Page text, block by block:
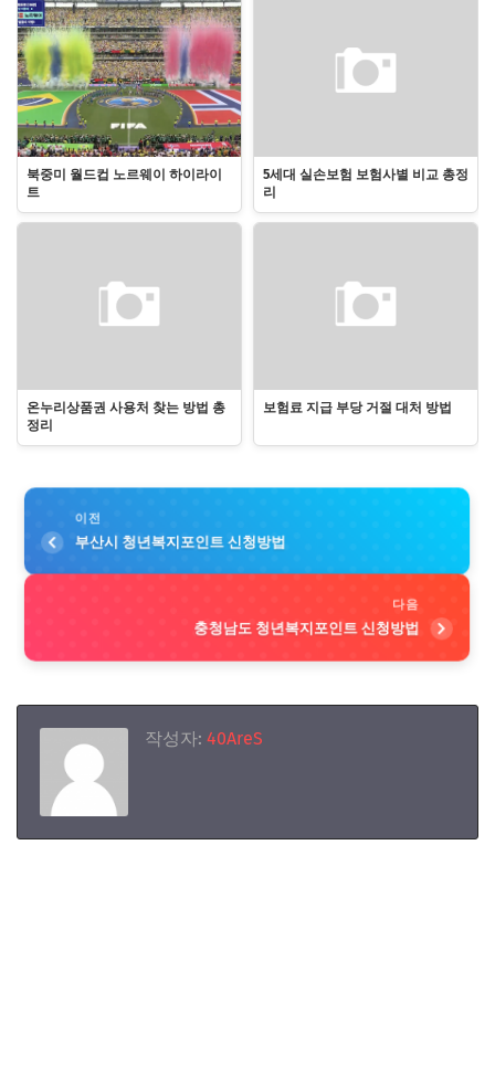
북중미 월드컵 노르웨이 하이라이
트
5세대 실손보험 보험사별 비교 총정
리
온누리상품권 사용처 찾는 방법 총
정리
보험료 지급 부당 거절 대처 방법
이전
부산시 청년복지포인트 신청방법
다음
충청남도 청년복지포인트 신청방법
작성자: 40AreS